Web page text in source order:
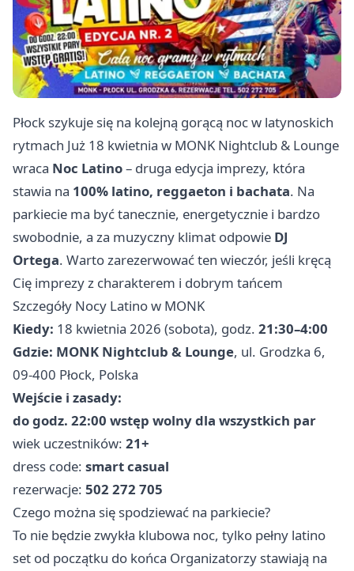
Płock szykuje się na kolejną gorącą noc w latynoskich
rytmach Już 18 kwietnia w MONK Nightclub & Lounge
wraca Noc Latino– druga edycja imprezy, która
stawia na 100% latino, reggaeton i bachata. Na
parkiecie ma być tanecznie, energetycznie i bardzo
swobodnie, a za muzyczny klimat odpowie DJ
Ortega. Warto zarezerwować ten wieczór, jeśli kręcą
Cię imprezy z charakterem i dobrym tańcem
Szczegóły Nocy Latino w MONK
Kiedy: 18 kwietnia 2026 (sobota), godz. 21:30–4:00
Gdzie: MONK Nightclub & Lounge, ul. Grodzka 6,
09-400 Płock, Polska
Wejście i zasady:
do godz. 22:00 wstęp wolny dla wszystkich par
wiek uczestników: 21+
dress code: smart casual
rezerwacje: 502 272 705
Czego można się spodziewać na parkiecie?
To nie będzie zwykła klubowa noc, tylko pełny latino
set od początku do końca Organizatorzy stawiają na